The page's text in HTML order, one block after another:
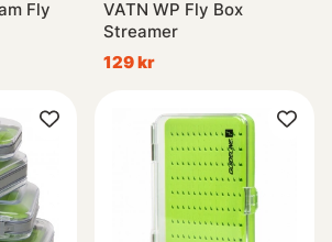
Fly
VATN WP Fly Box
Streamer
129 kr